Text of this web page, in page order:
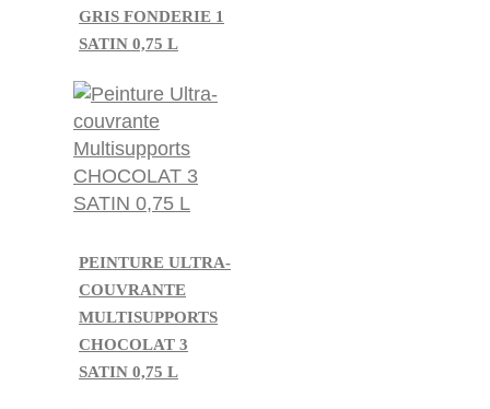
GRIS FONDERIE 1
SATIN 0,75 L
PEINTURE ULTRA-
COUVRANTE
MULTISUPPORTS
CHOCOLAT 3
SATIN 0,75 L